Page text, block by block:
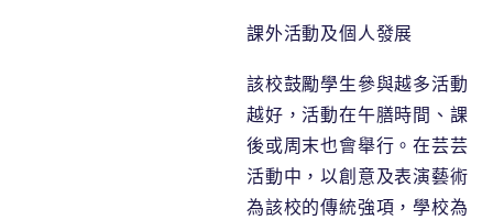
課外活動及個人發展
該校鼓勵學生參與越多活動
越好，活動在午膳時間、課
後或周末也會舉行。在芸芸
活動中，以創意及表演藝術
為該校的傳統強項，學校為